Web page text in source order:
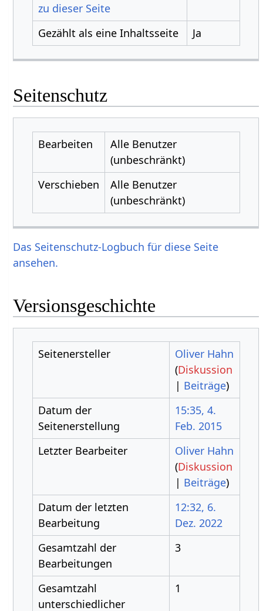
zu dieser Seite
Gezählt als eine Inhaltsseite Ja
Seitenschutz
Bearbeiten
Alle Benutzer
(unbeschränkt)
Verschieben
Alle Benutzer
(unbeschränkt)
Das Seitenschutz-Logbuch für diese Seite
ansehen.
Versionsgeschichte
Seitenersteller
Oliver Hahn
(Diskussion
| Beiträge)
Datum der
Seitenerstellung
15:35, 4.
Feb. 2015
Letzter Bearbeiter
Oliver Hahn
(Diskussion
| Beiträge)
Datum der letzten
Bearbeitung
12:32, 6.
Dez. 2022
Gesamtzahl der
Bearbeitungen
3
Gesamtzahl
unterschiedlicher
1